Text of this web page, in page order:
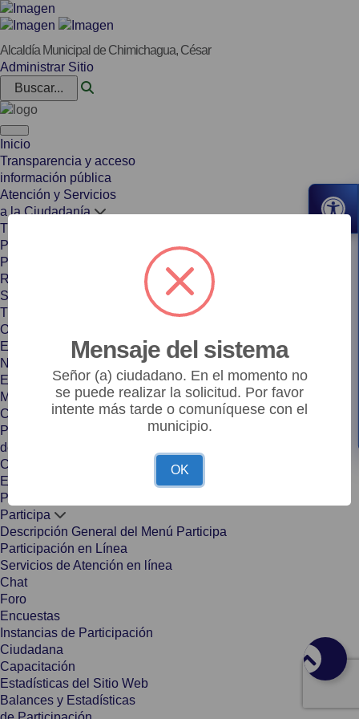
Alcaldía Municipal de Chimichagua, César
Administrar Sitio
Buscar...
Inicio
Transparencia y acceso
información pública
Atención y Servicios
a la Ciudadanía
Trámites y Servicios
Pagos en Línea
Peticiones, Quejas,
Reclamos y Denuncias
Servicios de Atención en Línea
Trabaja con nosotros
Ofertas Laborales
Envíe su Hoja de Vida
Notificaciones a Terceros
Encuestas
Mecanismos de Participación
Ciudadana
Participación en la formulación
de políticas
Caracterización de Usuarios
Escríbale Al Alcalde
Portal de Niños
Participa
Descripción General del Menú Participa
Participación en Línea
Servicios de Atención en línea
Chat
Foro
Encuestas
Instancias de Participación
Ciudadana
Capacitación
Estadísticas del Sitio Web
Balances y Estadísticas
Mensaje del sistema
Señor (a) ciudadano. En el momento no
se puede realizar la solicitud. Por favor
intente más tarde o comuníquese con el
municipio.
OK